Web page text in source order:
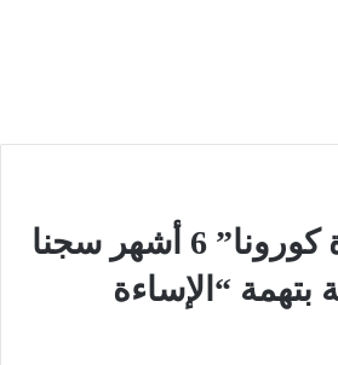
بسبب “سورة كورونا” 6 أشهر سجنا
بتهمة “الإساءة